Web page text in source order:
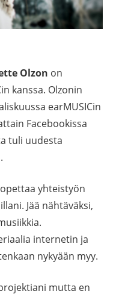
Olzon on
kanssa. Olzonin
earMUSICin
Facebookissa
tuli uudesta
yhteistyön
Jää nähtäväksi,
internetin ja
nykyään myy.
mutta en